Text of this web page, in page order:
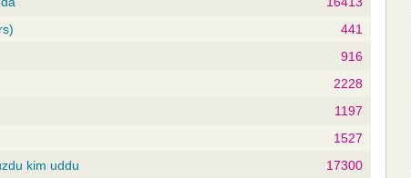
441
916
2228
1197
1527
kim uddu
17300